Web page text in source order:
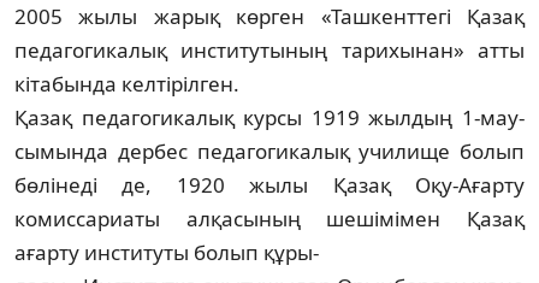
2005 жылы жарық көрген «Таш­кент­тегі Қазақ
педагогикалық институтының тарихынан» атты
кітабында келтірілген.
Қазақ педагогикалық курсы 1919 жылдың 1-мау­
сымында дербес педагогикалық учили­ще болып
бөлінеді де, 1920 жылы Қазақ Оқу-­Ағар­ту
комиссариаты алқасының шеші­мімен Қазақ
ағарту институты болып құры-